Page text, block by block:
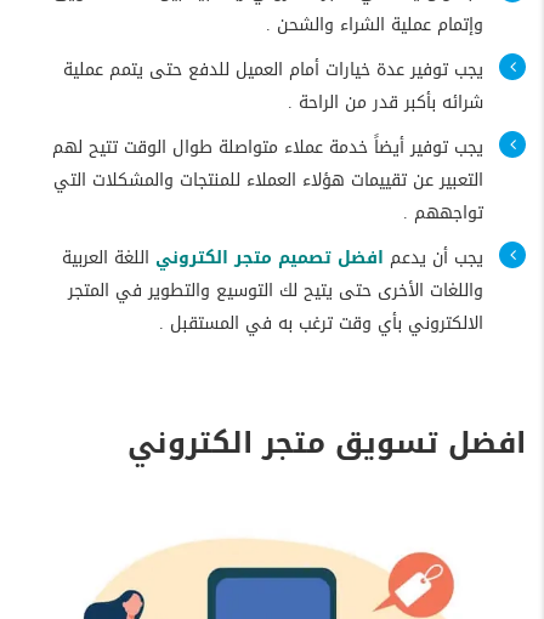
وإتمام عملية الشراء والشحن .
يجب توفير عدة خيارات أمام العميل للدفع حتى يتمم عملية
شرائه بأكبر قدر من الراحة .
يجب توفير أيضاً خدمة عملاء متواصلة طوال الوقت تتيح لهم
التعبير عن تقييمات هؤلاء العملاء للمنتجات والمشكلات التي
تواجههم .
يجب أن يدعم افضل تصميم متجر الكتروني اللغة العربية
واللغات الأخرى حتى يتيح لك التوسيع والتطوير في المتجر
الالكتروني بأي وقت ترغب به في المستقبل .
افضل تسويق متجر الكتروني